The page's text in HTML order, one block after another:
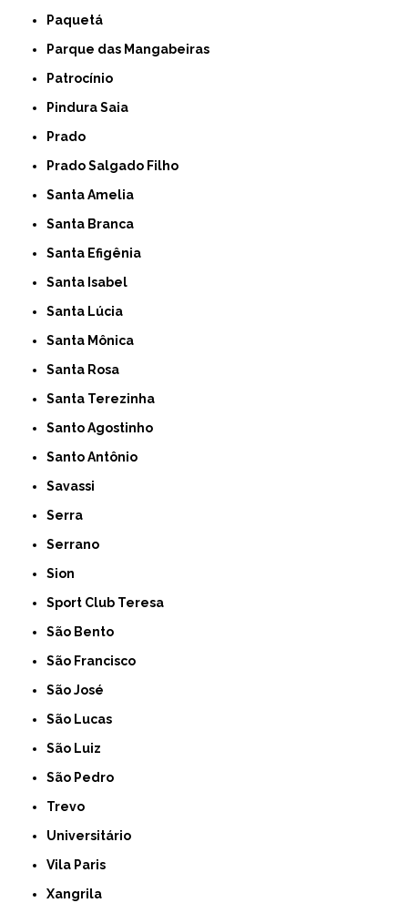
Paquetá
Parque das Mangabeiras
Patrocínio
Pindura Saia
Prado
Prado Salgado Filho
Santa Amelia
Santa Branca
Santa Efigênia
Santa Isabel
Santa Lúcia
Santa Mônica
Santa Rosa
Santa Terezinha
Santo Agostinho
Santo Antônio
Savassi
Serra
Serrano
Sion
Sport Club Teresa
São Bento
São Francisco
São José
São Lucas
São Luiz
São Pedro
Trevo
Universitário
Vila Paris
Xangrila